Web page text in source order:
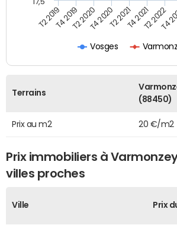
Vosges
T2 2019T4 2019T2 2020T4 2020T2 2021T4 2021T2 2022
T4
Terrains
(88450)
Prix au m2 20 €/m2
Prix immobiliers à
villes proches
Ville Prix